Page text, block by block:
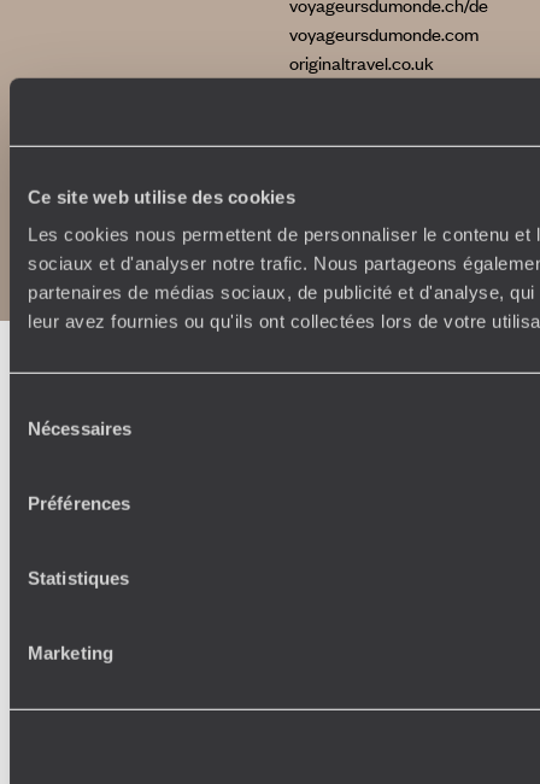
Ce site web utilise des cookies
Les cookies nous permettent de personnaliser le contenu
sociaux et d'analyser notre trafic. Nous partageons
partenaires de médias sociaux, de publicité et d'analyse,
leur avez fournies ou qu'ils ont collectées lors de votre
Nécessaires
Préférences
Statistiques
Marketing
voyageursdumonde.com
originaltravel.co.uk
Plan du site
Politique de confidentialité et de Cookies
Notice légale et CGU